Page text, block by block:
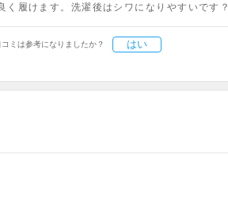
履けます。洗濯後はシワになりやすいです？
コミは参考になりましたか？ はい